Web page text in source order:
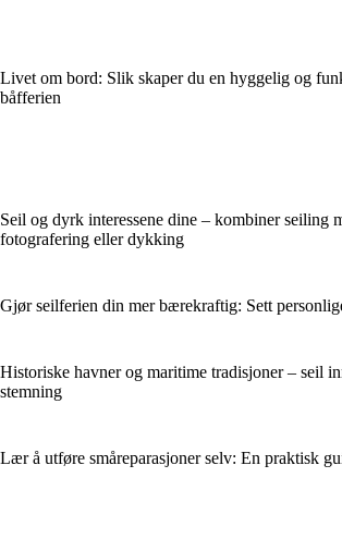
Livet om bord: Slik skaper du en hyggelig og
båfferien
Seil og dyrk interessene dine – kombiner seiling
fotografering eller dykking
Gjør seilferien din mer bærekraftig: Sett
Historiske havner og maritime tradisjoner – seil
stemning
Lær å utføre småreparasjoner selv: En praktisk